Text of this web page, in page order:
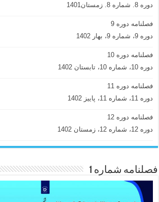
دوره 8. شماره 8. زمستان1401
فصلنامه دوره 9
دوره 9، شماره 9، بهار 1402
فصلنامه دوره 10
دوره 10، شماره 10، تابستان 1402
فصلنامه دوره 11
دوره 11، شماره 11، پاییز 1402
فصلنامه دوره 12
دوره 12، شماره 12، زمستان 1402
فصلنامه شماره 1